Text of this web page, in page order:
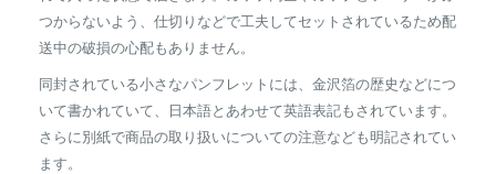
つからないよう、仕切りなどで工夫してセットされているため配
送中の破損の心配もありません。
同封されている小さなパンフレットには、金沢箔の歴史などにつ
いて書かれていて、日本語とあわせて英語表記もされています。
さらに別紙で商品の取り扱いについての注意なども明記されてい
ます。